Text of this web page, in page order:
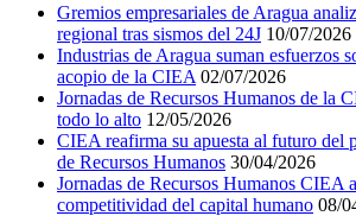
Gremios empresariales de Aragua
regional tras sismos del 24J 10/07/2026
Industrias de Aragua suman esfuerzos
acopio de la CIEA 02/07/2026
Jornadas de Recursos Humanos de la
todo lo alto 12/05/2026
CIEA reafirma su apuesta al futuro del
de Recursos Humanos 30/04/2026
Jornadas de Recursos Humanos CIEA
competitividad del capital humano 08/